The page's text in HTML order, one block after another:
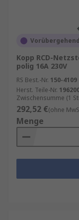
Wartungs‑ und
Kopp RCD-
polig 16A 230V
RS Best.-Nr. 150-4109
Herst. Teile-Nr.
Zwischensumme (1
292,52 €(ohne
Menge